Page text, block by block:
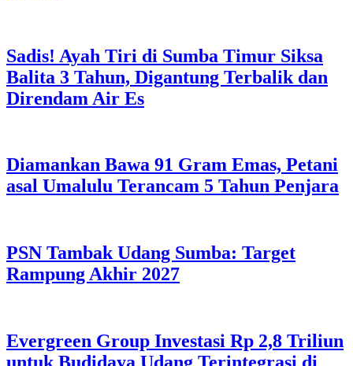
Sadis! Ayah Tiri di Sumba Timur Siksa
Balita 3 Tahun, Digantung Terbalik dan
Direndam Air Es
Diamankan Bawa 91 Gram Emas, Petani
asal Umalulu Terancam 5 Tahun Penjara
PSN Tambak Udang Sumba: Target
Rampung Akhir 2027
Evergreen Group Investasi Rp 2,8 Triliun